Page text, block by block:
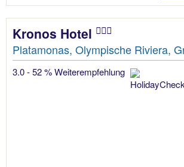
Kronos Hotel
Platamonas, Olympische Riviera,
3.0 - 52 % Weiterempfehlung